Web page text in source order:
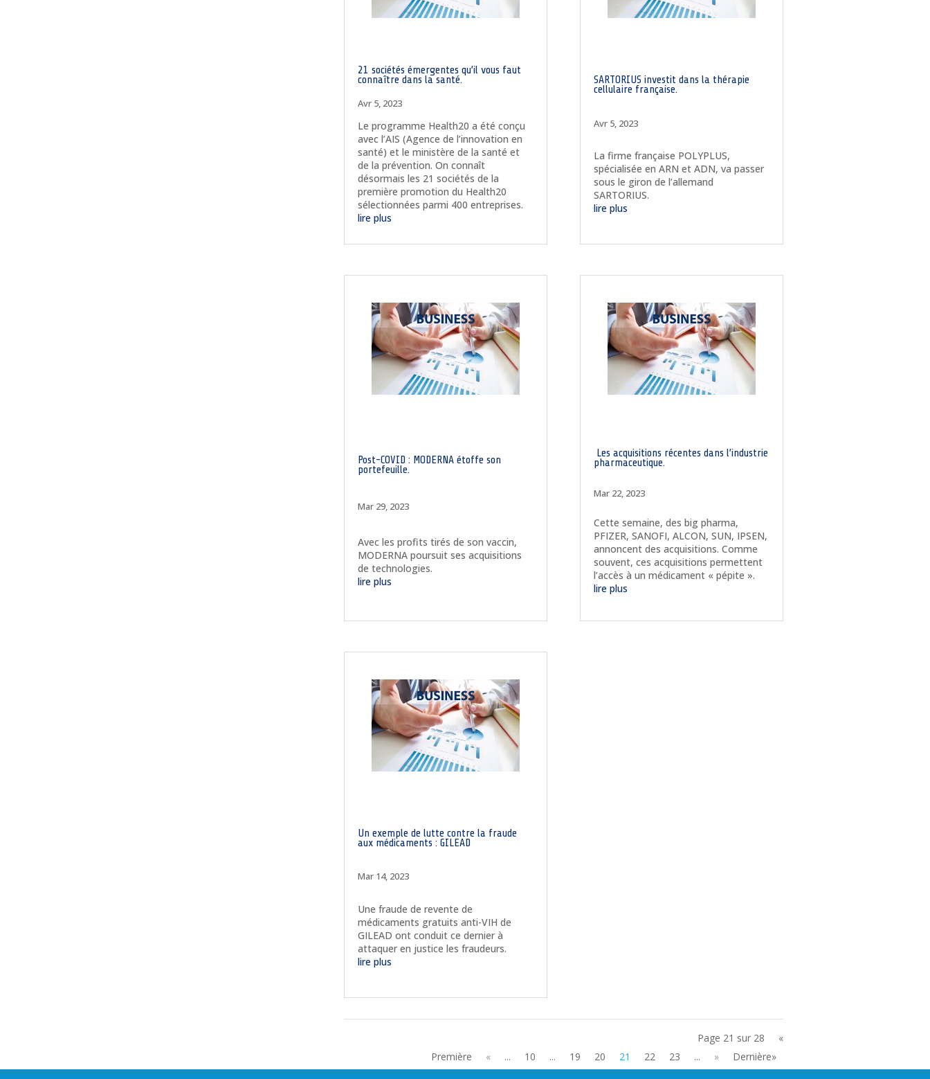
21 sociétés émergentes qu’il vous faut
connaître dans la santé.
Avr 5, 2023
Le programme Health20 a été conçu
avec l’AIS (Agence de l’innovation en
santé) et le ministère de la santé et
de la prévention. On connaît
désormais les 21 sociétés de la
première promotion du Health20
sélectionnées parmi 400 entreprises.
lire plus
Post-COVID : MODERNA étoffe son
portefeuille.
Mar 29, 2023
Avec les profits tirés de son vaccin,
MODERNA poursuit ses acquisitions
de technologies.
lire plus
Un exemple de lutte contre la fraude
aux médicaments : GILEAD
Mar 14, 2023
Une fraude de revente de
médicaments gratuits anti-VIH de
GILEAD ont conduit ce dernier à
attaquer en justice les fraudeurs.
lire plus
SARTORIUS investit dans la thérapie
cellulaire française.
Avr 5, 2023
La firme française POLYPLUS,
spécialisée en ARN et ADN, va passer
sous le giron de l’allemand
SARTORIUS.
lire plus
Les acquisitions récentes dans l’industrie
pharmaceutique.
Mar 22, 2023
Cette semaine, des big pharma,
PFIZER, SANOFI, ALCON, SUN, IPSEN,
annoncent des acquisitions. Comme
souvent, ces acquisitions permettent
l’accès à un médicament « pépite ».
lire plus
Page 21 sur 28
«
Première
« ... 10 ... 19 20 21 22 23 ... » Dernière»